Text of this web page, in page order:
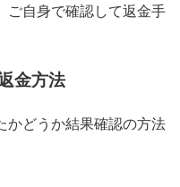
ご自身で確認して返金手
金方法
かどうか結果確認の方法